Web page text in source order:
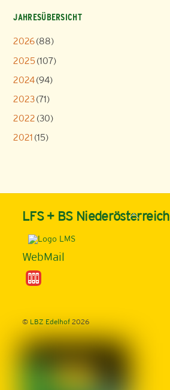
JAHRESÜBERSICHT
2026(88)
2025 (107)
2024(94)
2023(71)
2022 (30)
2021 (15)
Back
To
LFS + BS Niederösterreich
WebMail
© LBZ Edelhof2026